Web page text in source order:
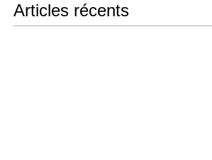
Articles récents